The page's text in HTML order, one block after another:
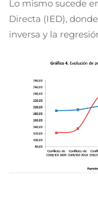
Lo mismo sucede
Directa (IED),
inversa y la